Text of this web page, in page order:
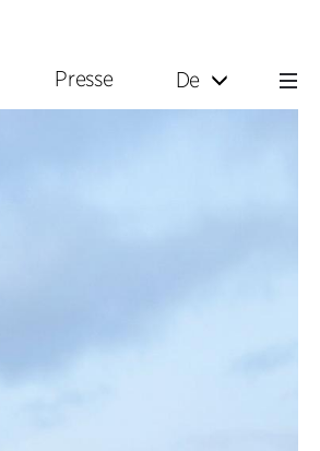
Presse De